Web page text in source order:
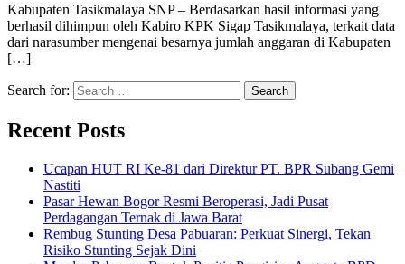
Kabupaten Tasikmalaya SNP – Berdasarkan hasil informasi yang
berhasil dihimpun oleh Kabiro KPK Sigap Tasikmalaya, terkait data
dari narasumber mengenai besarnya jumlah anggaran di Kabupaten
[…]
Search for:
Recent Posts
Ucapan HUT RI Ke-81 dari Direktur PT. BPR Subang Gemi
Nastiti
Pasar Hewan Bogor Resmi Beroperasi, Jadi Pusat
Perdagangan Ternak di Jawa Barat
Rembug Stunting Desa Pabuaran: Perkuat Sinergi, Tekan
Risiko Stunting Sejak Dini